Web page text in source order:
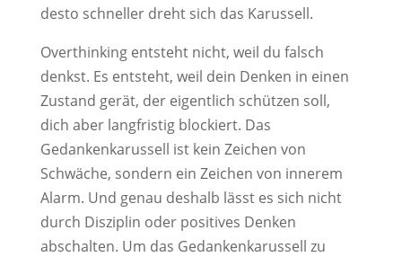
desto schneller dreht sich das Karussell.
Overthinking entsteht nicht, weil du falsch
denkst. Es entsteht, weil dein Denken in einen
Zustand gerät, der eigentlich schützen soll,
dich aber langfristig blockiert. Das
Gedankenkarussell ist kein Zeichen von
Schwäche, sondern ein Zeichen von innerem
Alarm. Und genau deshalb lässt es sich nicht
durch Disziplin oder positives Denken
abschalten. Um das Gedankenkarussell zu